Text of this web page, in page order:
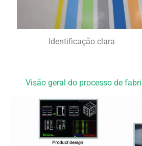
Identificação clara
Visão geral do processo de